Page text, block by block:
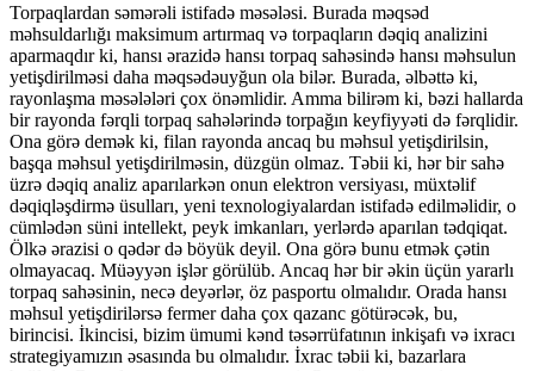
Torpaqlardan səmərəli istifadə məsələsi. Burada məqsəd
məhsuldarlığı maksimum artırmaq və torpaqların dəqiq analizini
aparmaqdır ki, hansı ərazidə hansı torpaq sahəsində hansı məhsulun
yetişdirilməsi daha məqsədəuyğun ola bilər. Burada, əlbəttə ki,
rayonlaşma məsələləri çox önəmlidir. Amma bilirəm ki, bəzi hallarda
bir rayonda fərqli torpaq sahələrində torpağın keyfiyyəti də fərqlidir.
Ona görə demək ki, filan rayonda ancaq bu məhsul yetişdirilsin,
başqa məhsul yetişdirilməsin, düzgün olmaz. Təbii ki, hər bir sahə
üzrə dəqiq analiz aparılarkən onun elektron versiyası, müxtəlif
dəqiqləşdirmə üsulları, yeni texnologiyalardan istifadə edilməlidir, o
cümlədən süni intellekt, peyk imkanları, yerlərdə aparılan tədqiqat.
Ölkə ərazisi o qədər də böyük deyil. Ona görə bunu etmək çətin
olmayacaq. Müəyyən işlər görülüb. Ancaq hər bir əkin üçün yararlı
torpaq sahəsinin, necə deyərlər, öz pasportu olmalıdır. Orada hansı
məhsul yetişdirilərsə fermer daha çox qazanc götürəcək, bu,
birincisi. İkincisi, bizim ümumi kənd təsərrüfatının inkişafı və ixracı
strategiyamızın əsasında bu olmalıdır. İxrac təbii ki, bazarlara